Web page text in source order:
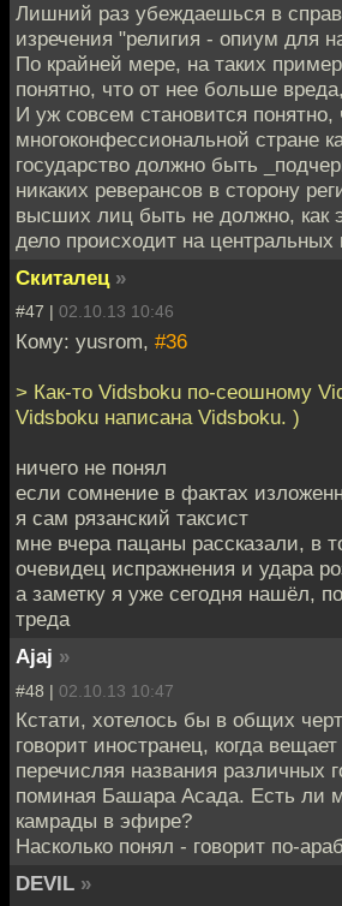
Лишний раз убеждаешься в
изречения "религия - опиум для
По крайней мере, на таких
понятно, что от нее больше
И уж совсем становится понятно,
многоконфессиональной стране
государство должно быть
никаких реверансов в сторону
высших лиц быть не должно, как
дело происходит на центральных
Скиталец »
#47 | 02.10.13 10:46
Кому: yusrom, #36
> Как-то Vidsboku по-сеошному
Vidsboku написана Vidsboku. )
ничего не понял
если сомнение в фактах
я сам рязанский таксист
мне вчера пацаны рассказали, в
очевидец испражнения и удара
а заметку я уже сегодня нашёл,
треда
Ajaj »
#48 | 02.10.13 10:47
Кстати, хотелось бы в общих
говорит иностранец, когда
перечисляя названия различных
поминая Башара Асада. Есть ли
камрады в эфире?
Насколько понял - говорит по-
DEVIL »